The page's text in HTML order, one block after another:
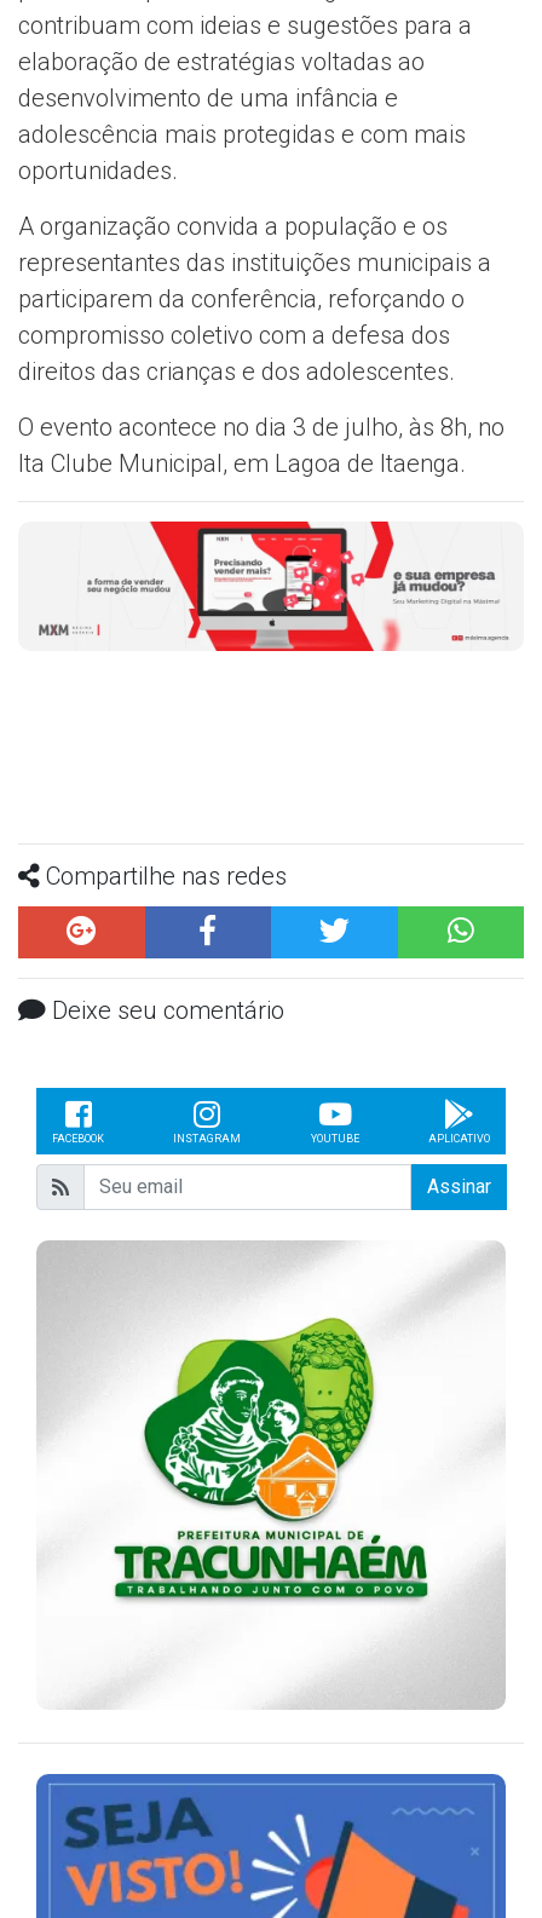
contribuam com ideias e sugestões para a
elaboração de estratégias voltadas ao
desenvolvimento de uma infância e
adolescência mais protegidas e com mais
oportunidades.
A organização convida a população e os
representantes das instituições municipais a
participarem da conferência, reforçando o
compromisso coletivo com a defesa dos
direitos das crianças e dos adolescentes.
O evento acontece no dia 3 de julho, às 8h, no
Ita Clube Municipal, em Lagoa de Itaenga.
Compartilhe nas redes
Deixe seu comentário
FACEBOOK INSTAGRAM YOUTUBE APLICATIVO
Assinar